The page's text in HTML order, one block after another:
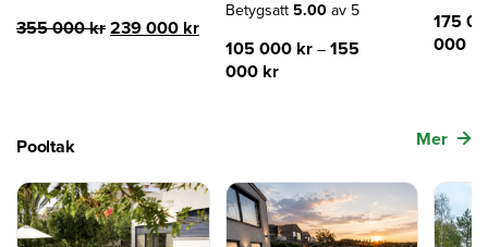
355 000kr Det
239 000 krDet
nuvarande
priset
Betygsatt 5.00av 5
105 000 kr– 155
000 kr
175
000
Pooltak Mer